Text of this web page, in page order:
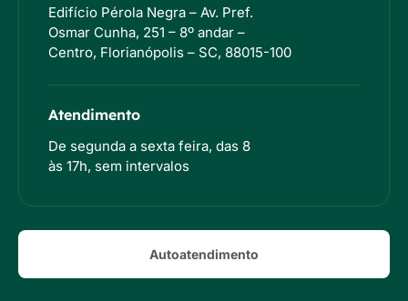
Edifício Pérola Negra – Av. Pref.
Osmar Cunha, 251 – 8º andar –
Centro, Florianópolis – SC, 88015-100
Atendimento
De segunda a sexta feira, das 8
às 17h, sem intervalos
Autoatendimento